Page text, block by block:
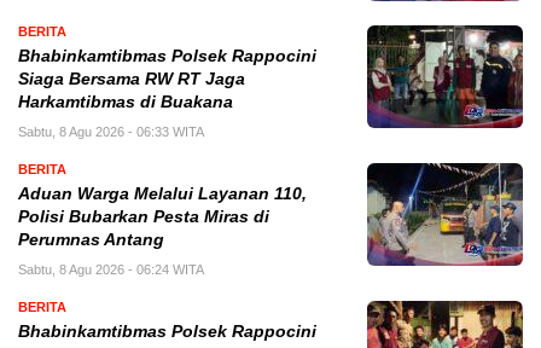
BERITA
Bhabinkamtibmas Polsek Rappocini
Siaga Bersama RW RT Jaga
Harkamtibmas di Buakana
Sabtu, 8 Agu 2026 - 06:33 WITA
BERITA
Aduan Warga Melalui Layanan 110,
Polisi Bubarkan Pesta Miras di
Perumnas Antang
Sabtu, 8 Agu 2026 - 06:24 WITA
BERITA
Bhabinkamtibmas Polsek Rappocini